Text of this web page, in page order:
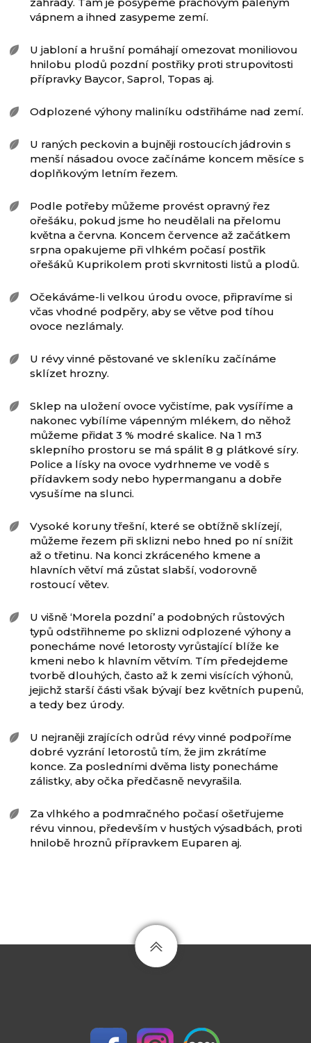
vápnem a ihned zasypeme zemí.
U jabloní a hrušní pomáhají omezovat moniliovou
hnilobu plodů pozdní postřiky proti strupovitosti
přípravky Baycor, Saprol, Topas aj.
Odplozené výhony maliníku odstřiháme nad zemí.
U raných peckovin a bujněji rostoucích jádrovin s
menší násadou ovoce začínáme koncem měsíce s
doplňkovým letním řezem.
Podle potřeby můžeme provést opravný řez
ořešáku, pokud jsme ho neudělali na přelomu
května a června. Koncem července až začátkem
srpna opakujeme při vlhkém počasí postřik
ořešáků Kuprikolem proti skvrnitosti listů a plodů.
Očekáváme-li velkou úrodu ovoce, připravíme si
včas vhodné podpěry, aby se větve pod tíhou
ovoce nezlámaly.
U révy vinné pěstované ve skleníku začínáme
sklízet hrozny.
Sklep na uložení ovoce vyčistíme, pak vysíříme a
nakonec vybílíme vápenným mlékem, do něhož
můžeme přidat 3 % modré skalice. Na 1 m3
sklepního prostoru se má spálit 8 g plátkové síry.
Police a lísky na ovoce vydrhneme ve vodě s
přídavkem sody nebo hypermanganu a dobře
vysušíme na slunci.
Vysoké koruny třešní, které se obtížně sklízejí,
můžeme řezem při sklizni nebo hned po ní snížit
až o třetinu. Na konci zkráceného kmene a
hlavních větví má zůstat slabší, vodorovně
rostoucí větev.
U višně ‘Morela pozdní’ a podobných růstových
typů odstřihneme po sklizni odplozené výhony a
ponecháme nové letorosty vyrůstající blíže ke
kmeni nebo k hlavním větvím. Tím předejdeme
tvorbě dlouhých, často až k zemi visících výhonů,
jejichž starší části však bývají bez květních pupenů,
a tedy bez úrody.
U nejraněji zrajících odrůd révy vinné podpoříme
dobré vyzrání letorostů tím, že jim zkrátíme
konce. Za posledními dvěma listy ponecháme
zálistky, aby očka předčasně nevyrašila.
Za vlhkého a podmračného počasí ošetřujeme
révu vinnou, především v hustých výsadbách, proti
hnilobě hroznů přípravkem Euparen aj.